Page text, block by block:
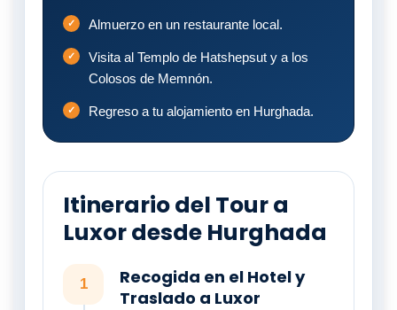
Almuerzo en un restaurante local.
Visita al Templo de Hatshepsut y a los
Colosos de Memnón.
Regreso a tu alojamiento en Hurghada.
Itinerario del Tour a
Luxor desde Hurghada
1
Recogida en el Hotel y
Traslado a Luxor